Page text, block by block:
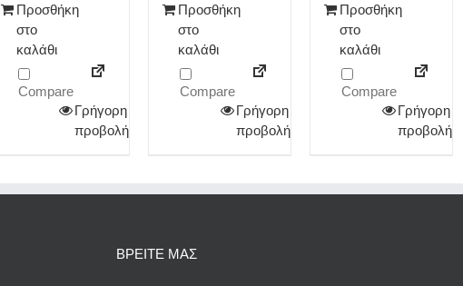
Προσθήκη
στο
καλάθι
Compare
Γρήγορη
προβολή
Προσθήκη
στο
καλάθι
Compare
Γρήγορη
προβολή
Προσθήκη
στο
καλάθι
Compare
Γρήγορη
προβολή
ΒΡΕΙΤΕ ΜΑΣ